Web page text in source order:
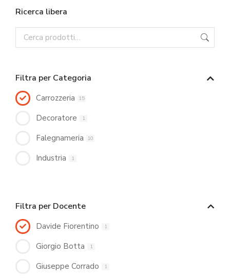
Ricerca libera
Filtra per Categoria
Carrozzeria 15
Decoratore 1
Falegnameria 10
Industria 1
Filtra per Docente
Davide Fiorentino 1
Giorgio Botta 1
Giuseppe Corrado 1